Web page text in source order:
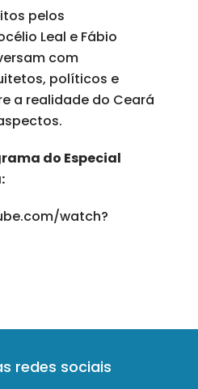
pelos
Leal e Fábio
com
políticos e
a realidade do Ceará
do Especial
watch?
redes sociais